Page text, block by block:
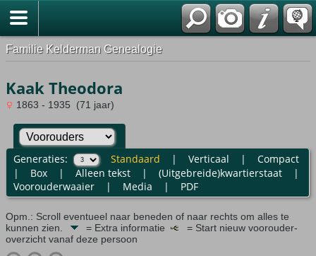
Familie Kelderman Genealogie
Kaak Theodora
1863 - 1935 (71 jaar)
Generaties: Standaard | Verticaal | Compact
| Box| Alleen tekst| (Uitgebreide)kwartierstaat|
Voorouderwaaier| Media | PDF
Opm.: Scroll eventueel naar beneden of naar rechts om alles te
kunnen zien.
= Extra informatie
= Start nieuw voorouder-
overzicht vanaf deze persoon